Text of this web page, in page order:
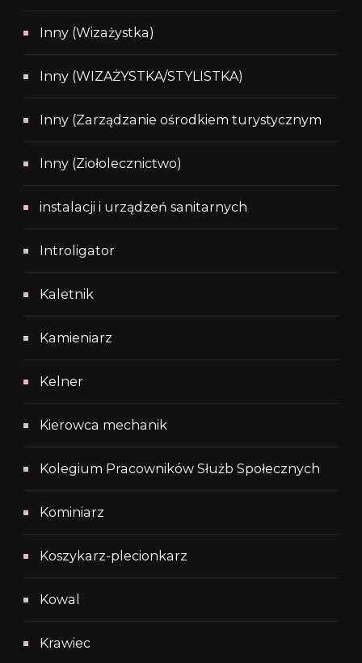
Inny (Wizażystka)
Inny (WIZAŻYSTKA/STYLISTKA)
Inny (Zarządzanie ośrodkiem turystycznym
Inny (Ziołolecznictwo)
instalacji i urządzeń sanitarnych
Introligator
Kaletnik
Kamieniarz
Kelner
Kierowca mechanik
Kolegium Pracowników Służb Społecznych
Kominiarz
Koszykarz-plecionkarz
Kowal
Krawiec